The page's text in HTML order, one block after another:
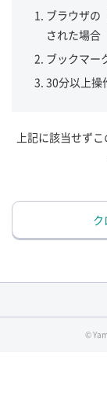
ブラウザの
された場合
ブックマー
30分以上操
上記に該当せず
©